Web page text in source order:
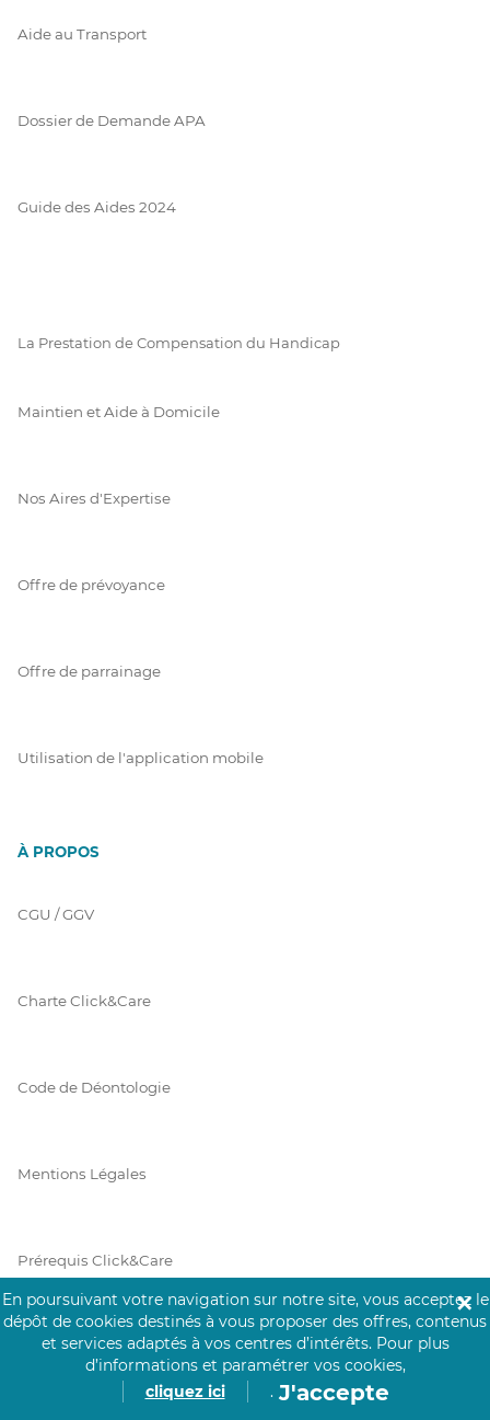
Aide au Transport
Dossier de Demande APA
Guide des Aides 2024
La Prestation de Compensation du Handicap
Maintien et Aide à Domicile
Nos Aires d'Expertise
Offre de prévoyance
Offre de parrainage
Utilisation de l'application mobile
À PROPOS
CGU / GGV
Charte Click&Care
Code de Déontologie
Mentions Légales
Prérequis Click&Care
Protection des Données
En poursuivant votre navigation sur notre site, vous acceptez le
dépôt de cookies destinés à vous proposer des offres, contenus
et services adaptés à vos centres d’intérêts. Pour plus
d’informations et paramétrer vos cookies,
cliquez ici
. J'accepte
✕